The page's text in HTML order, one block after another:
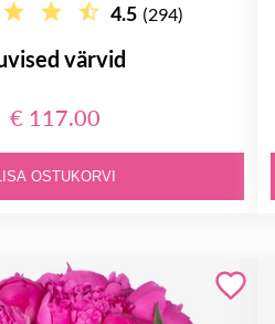
4.5 (294)
värvid
€ 117.00
OSTUKORVI